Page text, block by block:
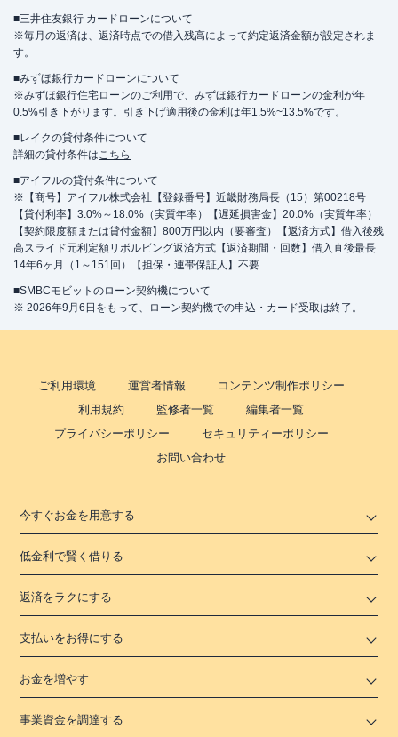
■三井住友銀行 カードローンについて
※毎月の返済は、返済時点での借入残高によって約定返済金額が設定されま
す。
■みずほ銀行カードローンについて
※みずほ銀行住宅ローンのご利用で、みずほ銀行カードローンの金利が年
0.5%引き下がります。引き下げ適用後の金利は年1.5%~13.5%です。
■レイクの貸付条件について
詳細の貸付条件はこちら
■アイフルの貸付条件について
※【商号】アイフル株式会社【登録番号】近畿財務局長（15）第00218号
【貸付利率】3.0%～18.0%（実質年率）【遅延損害金】20.0%（実質年率）
【契約限度額または貸付金額】800万円以内（要審査）【返済方式】借入後残
高スライド元利定額リボルビング返済方式【返済期間・回数】借入直後最長
14年6ヶ月（1～151回）【担保・連帯保証人】不要
■SMBCモビットのローン契約機について
※ 2026年9月6日をもって、ローン契約機での申込・カード受取は終了。
ご利用環境 運営者情報
コンテンツ制作ポリシー
利用規約
監修者一覧
編集者一覧
プライバシーポリシー
セキュリティーポリシー
お問い合わせ
今すぐお金を用意する
低金利で賢く借りる
返済をラクにする
支払いをお得にする
お金を増やす
事業資金を調達する